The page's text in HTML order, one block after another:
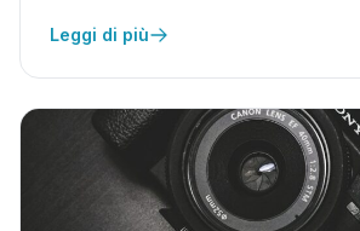
Leggi di più